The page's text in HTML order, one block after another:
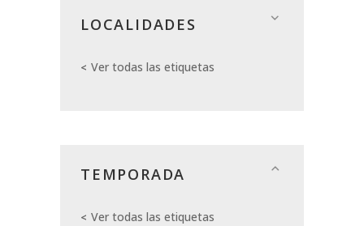
LOCALIDADES
Ver todas las etiquetas
TEMPORADA
Ver todas las etiquetas